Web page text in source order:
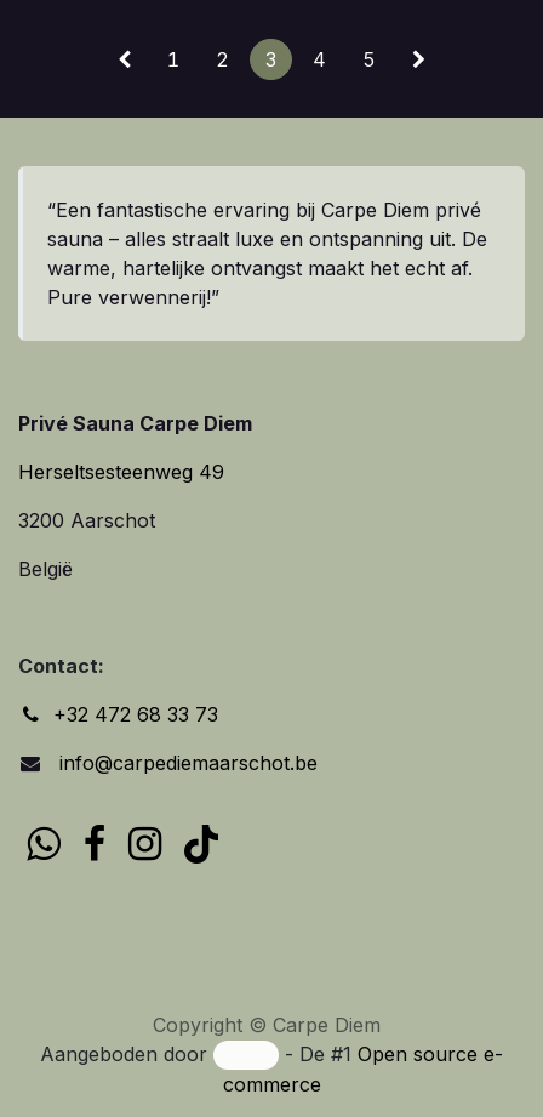
1 2 3 4 5
“Een fantastische ervaring bij Carpe Diem privé
sauna – alles straalt luxe en ontspanning uit. De
warme, hartelijke ontvangst maakt het echt af.
Pure verwennerij!”
Privé Sauna Carpe Diem
Herseltsesteenweg 49
3200 Aarschot
België
Contact:
+32 472 68 33 73
info@carpediemaarschot.be
Copyright © Carpe Diem
Aangeboden door
- De #1Open source e-
commerce